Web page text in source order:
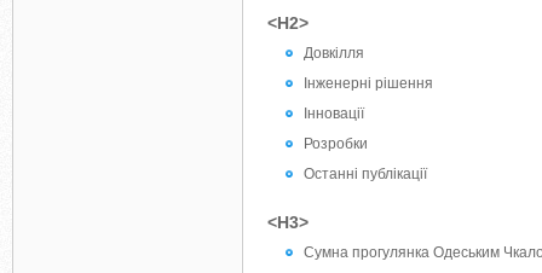
<H2>
Довкілля
Інженерні рішення
Інновації
Розробки
Останні публікації
<H3>
Сумна прогулянка Одеським